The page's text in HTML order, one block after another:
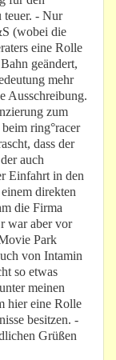
teuer. - Nur
(wobei die
eine Rolle
geändert,
mehr
Ausschreibung.
zum
ring°racer
dass der
auch
Einfahrt in den
direkten
die Firma
war aber vor
Park
von Intamin
so etwas
meinen
hier eine Rolle
besitzen. -
Grüßen